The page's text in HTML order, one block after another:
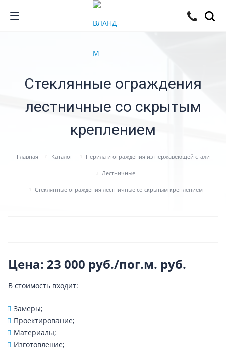
Стеклянные ограждения
лестничные со скрытым
креплением
Главная Каталог Перила и ограждения из нержавеющей стали
Лестничные
Стеклянные ограждения лестничные со скрытым креплением
Цена: 23 000 руб./пог.м. руб.
В стоимость входит:
Замеры;
Проектирование;
Материалы;
Изготовление;